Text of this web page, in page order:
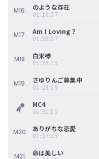
M16.
のような存在
01:16:57
M17.
Am I Loving？
01:20:37
M18.
白米様
01:23:13
M19.
さゆりんご募集中
01:28:09
MC4
01:31:01
M20.
ありがちな恋愛
01:37:25
M21.
命は美しい